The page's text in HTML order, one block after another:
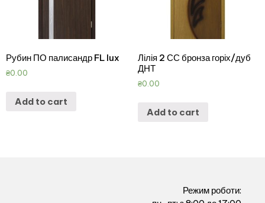
Рубин ПО палисандр FL lux
₴0.00
Add to cart
Лілія 2 СС бронза горіх/дуб
ДНТ
₴0.00
Add to cart
Режим роботи: